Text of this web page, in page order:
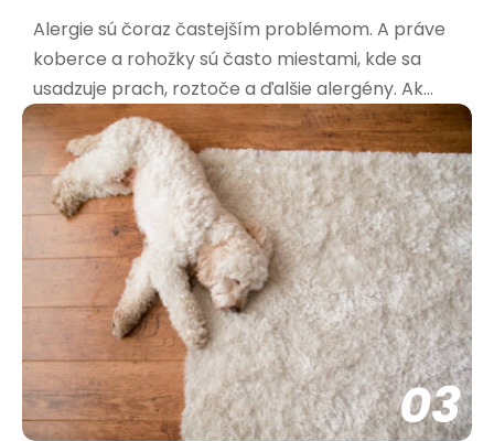
Alergie sú čoraz častejším problémom. A práve
koberce a rohožky sú často miestami, kde sa
usadzuje prach, roztoče a ďalšie alergény. Ak
trpíte alergiami, výber správnej rohožky je kľúčový
pre vaše zdravie a pohodu. Aké materiály sú
najvhodnejšie pre alergikov? Pri výbere rohožky
pre alergikov
03